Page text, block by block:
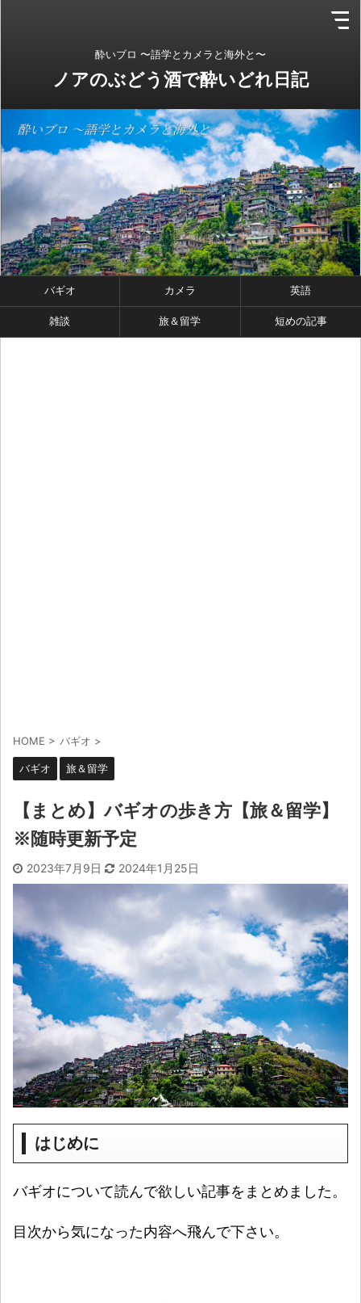
酔いブロ 〜語学とカメラと海外と〜
ノアのぶどう酒で酔いどれ日記
バギオ カメラ 英語
雑談 旅＆留学 短めの記事
HOME > バギオ >
バギオ 旅＆留学
【まとめ】バギオの歩き方【旅＆留学】
※随時更新予定
2023年7月9日 2024年1月25日
はじめに
バギオについて読んで欲しい記事をまとめました。
目次から気になった内容へ飛んで下さい。